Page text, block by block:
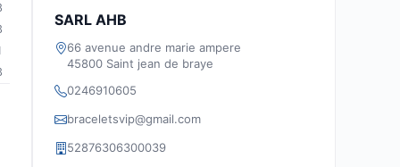
SARL AHB
66 avenue andre marie ampere
45800 Saint jean de braye
0246910605
braceletsvip@gmail.com
52876306300039